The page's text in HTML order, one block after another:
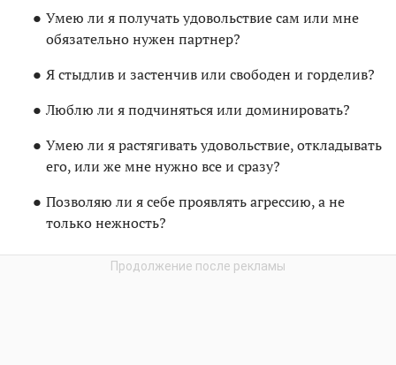
Умею ли я получать удовольствие сам или мне
обязательно нужен партнер?
Я стыдлив и застенчив или свободен и горделив?
Люблю ли я подчиняться или доминировать?
Умею ли я растягивать удовольствие, откладывать
его, или же мне нужно все и сразу?
Позволяю ли я себе проявлять агрессию, а не
только нежность?